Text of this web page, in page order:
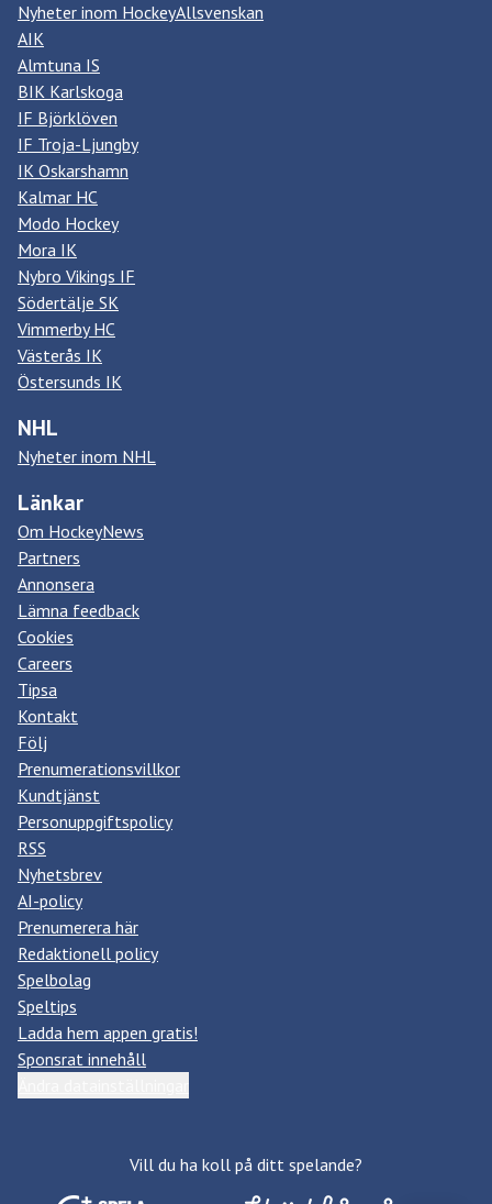
Nyheter inom HockeyAllsvenskan
AIK
Almtuna IS
BIK Karlskoga
IF Björklöven
IF Troja-Ljungby
IK Oskarshamn
Kalmar HC
Modo Hockey
Mora IK
Nybro Vikings IF
Södertälje SK
Vimmerby HC
Västerås IK
Östersunds IK
NHL
Nyheter inom NHL
Länkar
Om HockeyNews
Partners
Annonsera
Lämna feedback
Cookies
Careers
Tipsa
Kontakt
Följ
Prenumerationsvillkor
Kundtjänst
Personuppgiftspolicy
RSS
Nyhetsbrev
AI-policy
Prenumerera här
Redaktionell policy
Spelbolag
Speltips
Ladda hem appen gratis!
Sponsrat innehåll
Vill du ha koll på ditt spelande?